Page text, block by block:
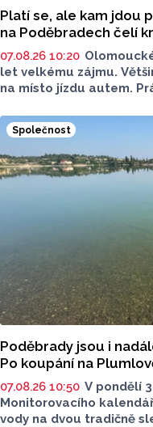
Platí se, ale kam jdou
na Poděbradech čelí
07.08.26 10:20
let velkému zájmu.
na místo jízdu autem.
Na konci června vznikla
Poděbrady bez závor a
upozorňuje na
u oblíbeného
zastupitel města
Společnost
Poděbrady jsou i
Po koupání na
07.08.26 10:50 V pondělí
Monitorovacího
vody na dvou tradičně